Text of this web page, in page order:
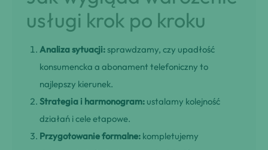
usługi krok po kroku
Analiza sytuacji: sprawdzamy, czy upadłość
konsumencka a abonament telefoniczny to
najlepszy kierunek.
Strategia i harmonogram: ustalamy kolejność
działań i cele etapowe.
Przygotowanie formalne: kompletujemy